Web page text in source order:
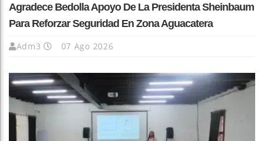
Agradece Bedolla Apoyo De La Presidenta Sheinbaum
Para Reforzar Seguridad En Zona Aguacatera
Adm3 07 Ago 2026